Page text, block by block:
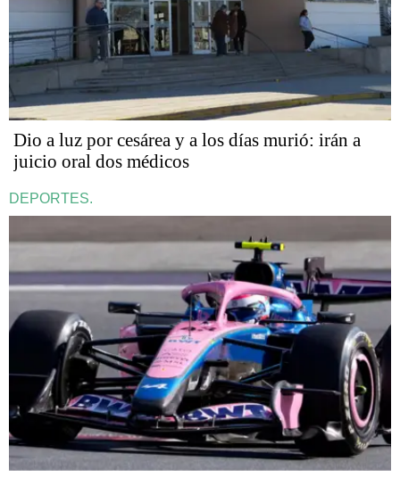
Dio a luz por cesárea y a los días murió: irán a
juicio oral dos médicos
DEPORTES.